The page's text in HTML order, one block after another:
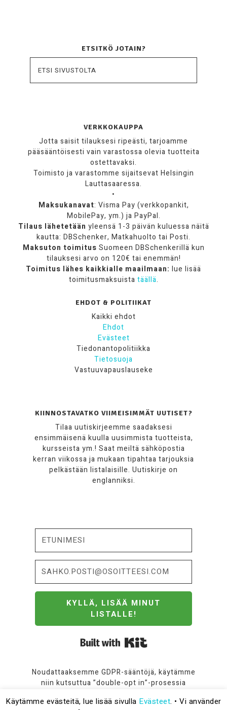
ETSITKÖ JOTAIN?
VERKKOKAUPPA
Jotta saisit tilauksesi ripeästi, tarjoamme
pääsääntöisesti vain varastossa olevia tuotteita
ostettavaksi.
Toimisto ja varastomme sijaitsevat Helsingin
Lauttasaaressa.
•
Maksukanavat: Visma Pay (verkkopankit,
MobilePay, ym.) ja PayPal.
Tilaus lähetetään yleensä 1-3 päivän kuluessa näitä
kautta: DBSchenker, Matkahuolto tai Posti.
Maksuton toimitus Suomeen DBSchenkerillä kun
tilauksesi arvo on 120€ tai enemmän!
Toimitus lähes kaikkialle maailmaan: lue lisää
toimitusmaksuista täällä.
EHDOT & POLITIIKAT
Kaikki ehdot
Ehdot
Evästeet
Tiedonantopolitiikka
Tietosuoja
Vastuuvapauslauseke
KIINNOSTAVATKO VIIMEISIMMÄT UUTISET?
Tilaa uutiskirjeemme saadaksesi
ensimmäisenä kuulla uusimmista tuotteista,
kursseista ym.! Saat meiltä sähköpostia
kerran viikossa ja mukaan tipahtaa tarjouksia
pelkästään listalaisille. Uutiskirje on
englanniksi.
KYLLÄ, LISÄÄ MINUT
LISTALLE!
Noudattaaksemme GDPR-sääntöjä, käytämme
niin kutsuttua ”double-opt in”-prosessia
kaipaat lisätietoja.
Käytämme evästeitä, lue lisää sivulla Evästeet. • Vi använder